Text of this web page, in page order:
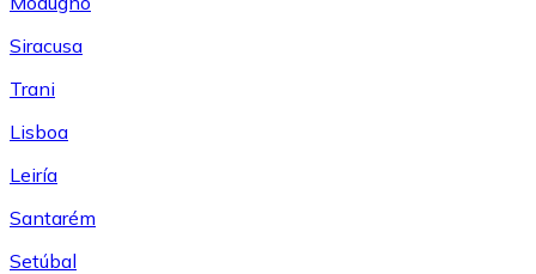
Siracusa
Trani
Lisboa
Leiría
Santarém
Setúbal